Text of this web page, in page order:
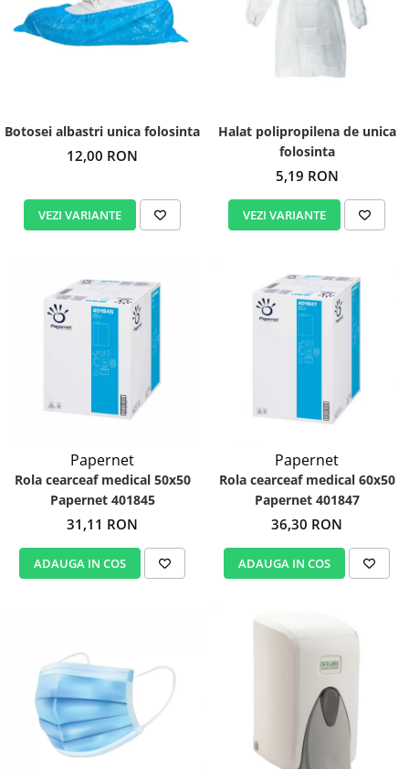
Botosei albastri unica folosinta
12,00 RON
VEZI VARIANTE
Halat polipropilena de unica
folosinta
5,19 RON
VEZI VARIANTE
Papernet
Rola cearceaf medical 50x50
Papernet 401845
31,11 RON
ADAUGA IN COS
Papernet
Rola cearceaf medical 60x50
Papernet 401847
36,30 RON
ADAUGA IN COS